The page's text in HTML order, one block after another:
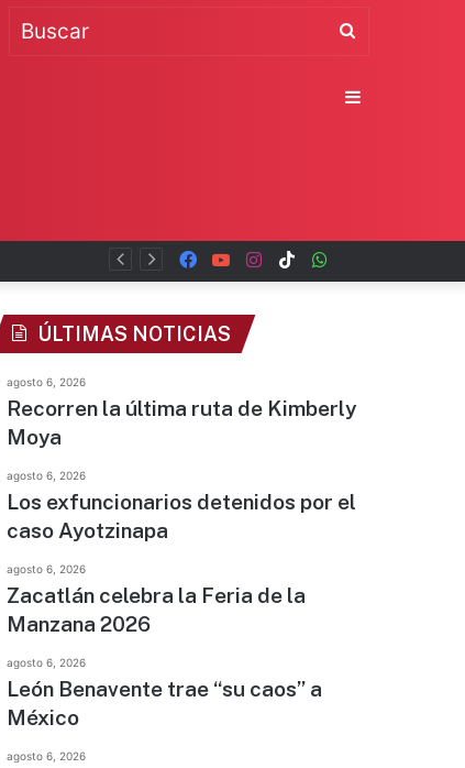
TikTok
Instagram
YouTube
Facebook
Switch
ÚLTIMAS NOTICIAS
agosto 6, 2026
Recorren la última ruta de Kimberly
Moya
agosto 6, 2026
Los exfuncionarios detenidos por el
caso Ayotzinapa
agosto 6, 2026
Zacatlán celebra la Feria de la
Manzana 2026
agosto 6, 2026
León Benavente trae “su caos” a
México
agosto 6, 2026